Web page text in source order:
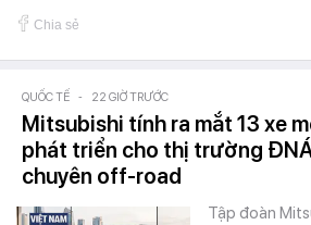
Chia sẻ
QUỐC TẾ - 22 GIỜ TRƯỚC
Mitsubishi tính ra mắt 13 xe
phát triển cho thị trường
chuyên off-road
Tập đoàn